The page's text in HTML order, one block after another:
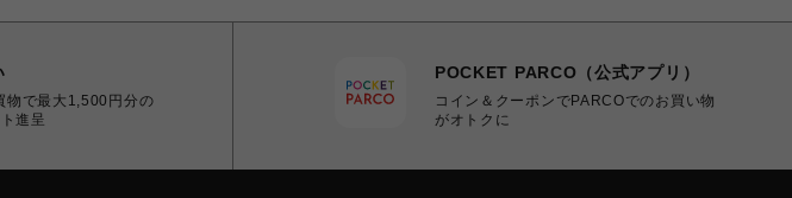
物で最大1,500円分の
進呈
POCKET PARCO（公式アプリ）
コイン＆クーポンでPARCOでのお買い物
がオトクに